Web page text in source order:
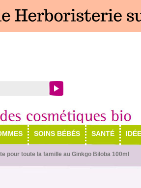
SOINS BÉBÉS SANTÉ
pour toute la famille au Ginkgo Biloba 100ml